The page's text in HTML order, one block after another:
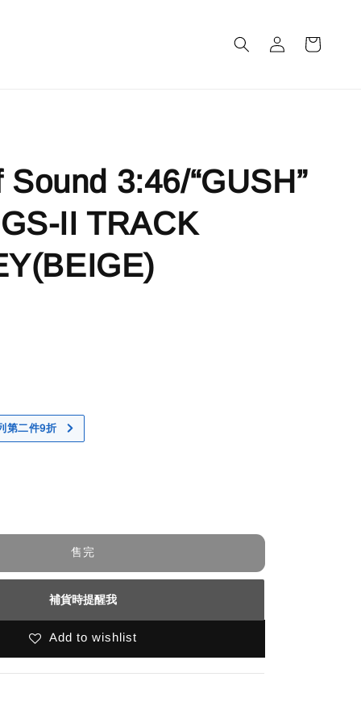
3:46/“GUSH”
II TRACK
第二件9折
售完
補貨時提醒我
Add to wishlist